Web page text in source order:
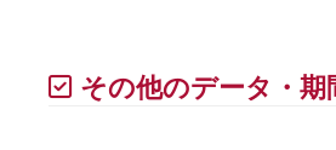
その他のデータ・期